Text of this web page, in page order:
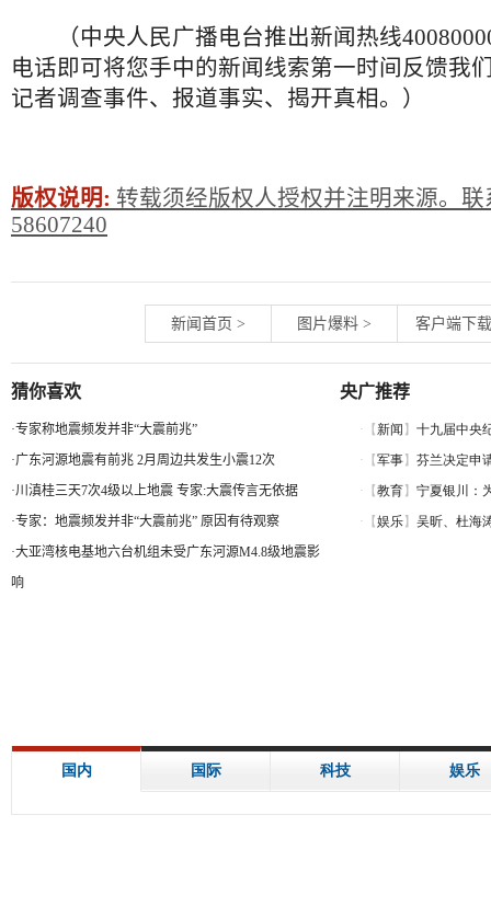
（中央人民广播电台推出新闻热线
电话即可将您手中的新闻线索第一时间反馈我
记者调查事件、报道事实、揭开真相。）
版权说明: 转载须经版权人授权并注明来源。联
58607240
新闻首页 > 图片爆料 > 客户端下载
猜你喜欢
·专家称地震频发并非“大震前兆”
·广东河源地震有前兆 2月周边共发生小震12次
·川滇桂三天7次4级以上地震 专家:大震传言无依据
·专家：地震频发并非“大震前兆” 原因有待观察
·大亚湾核电基地六台机组未受广东河源M4.8级地震影
响
央广推荐